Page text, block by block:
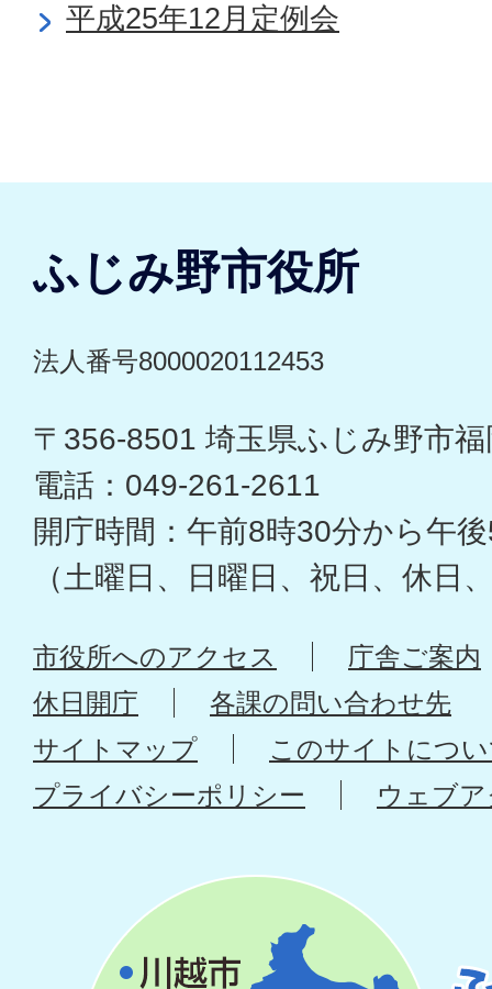
平成25年12月定例会
ふじみ野市役所
法人番号8000020112453
〒356-8501 埼玉県ふじみ野市
電話：049-261-2611
開庁時間：午前8時30分から午
（土曜日、日曜日、祝日、休日
市役所へのアクセス
庁舎ご案内
休日開庁
各課の問い合わせ先
サイトマップ
このサイトにつ
プライバシーポリシー
ウェブ